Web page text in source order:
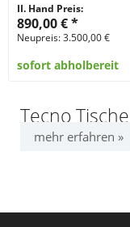
II. Hand Preis:
890,00 €*
Neupreis: 3.500,00 €
sofort abholbereit
Tecno Tische
mehr erfahren »